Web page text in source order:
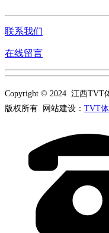
联系我们
在线留言
Copyright © 2024 江西TVT
版权所有 网站建设： TVT